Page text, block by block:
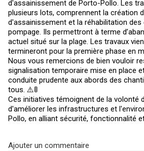
d'assainissement de Porto-Pollo. Les
plusieurs lots, comprennent la création
d'assainissement et la réhabilitation des
pompage. Ils permettront à terme
actuel situé sur la plage. Les travaux
termineront pour la première phase en
Nous vous remercions de bien vouloir
signalisation temporaire mise en place
conduite prudente aux abords des
tous. ⚠️🚦
Ces initiatives témoignent de la volonté
d'améliorer les infrastructures et
Pollo, en alliant sécurité, fonctionnalité
Ajouter un commentaire